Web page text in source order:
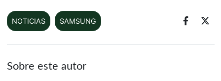
NOTICIAS SAMSUNG
Sobre este autor